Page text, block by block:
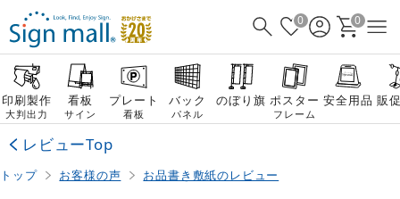
0 0
印刷製作
大判出力
看板
サイン
プレート
看板
バック
パネル
のぼり旗 ポスター
フレーム
安全用品 販
レビューTop
トップ お客様の声 お品書き敷紙のレビュー